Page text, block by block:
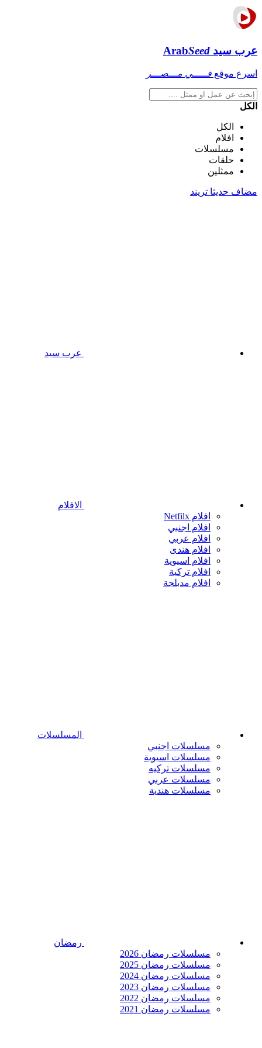
عرب سيد ArabSeed
اسرع موقع فـــــي مـــصـــر
الكل
الكل
افلام
مسلسلات
حلقات
ممثلين
مضاف حديثا تريند
عرب سيد
الافلام
افلام Netfilx
افلام اجنبي
افلام عربي
افلام هندى
افلام اسيوية
افلام تركية
افلام مدبلجة
المسلسلات
مسلسلات اجنبي
مسلسلات اسيوية
مسلسلات تركيه
مسلسلات عربي
مسلسلات هندية
رمضان
مسلسلات رمضان 2026
مسلسلات رمضان 2025
مسلسلات رمضان 2024
مسلسلات رمضان 2023
مسلسلات رمضان 2022
مسلسلات رمضان 2021